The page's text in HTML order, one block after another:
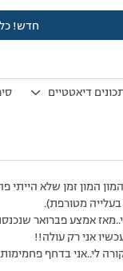
חדש! כל
דיאטטיים
המון זמן שלא
מטורפת).
אמצע פברואר
אני רק עולה!!
לי..אני בדחף